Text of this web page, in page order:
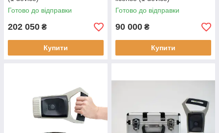
Готово до відправки
202 050 ₴
Купити
Готово до відправки
90 000 ₴
Купити